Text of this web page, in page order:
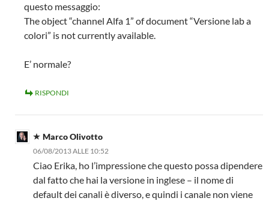
questo messaggio:
The object “channel Alfa 1” of document “Versione lab a
colori” is not currently available.
E’ normale?
RISPONDI
Marco Olivotto
06/08/2013 ALLE 10:52
Ciao Erika, ho l’impressione che questo possa dipendere
dal fatto che hai la versione in inglese – il nome di
default dei canali è diverso, e quindi i canale non viene